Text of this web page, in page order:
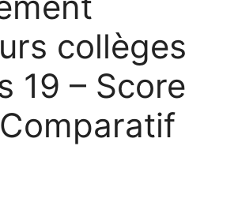
collèges
19 – Score